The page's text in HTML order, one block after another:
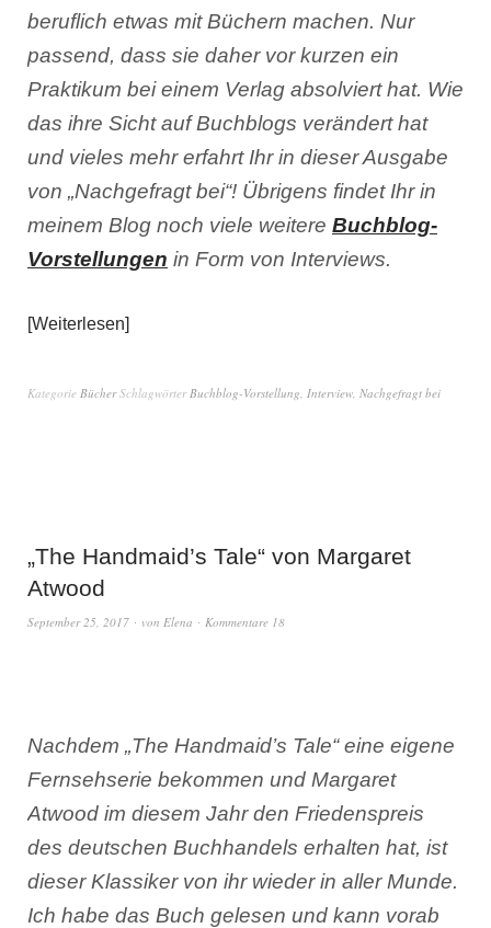
beruflich etwas mit Büchern machen. Nur
passend, dass sie daher vor kurzen ein
Praktikum bei einem Verlag absolviert hat. Wie
das ihre Sicht auf Buchblogs verändert hat
und vieles mehr erfahrt Ihr in dieser Ausgabe
von „Nachgefragt bei“! Übrigens findet Ihr in
meinem Blog noch viele weitere Buchblog-
Vorstellungen in Form von Interviews.
Weiterlesen
Kategorie Bücher SchlagwörterBuchblog-Vorstellung, Interview, Nachgefragt bei
„The Handmaid’s Tale“ von Margaret
Atwood
September 25, 2017 von Elena Kommentare 18
Nachdem „The Handmaid’s Tale“ eine eigene
Fernsehserie bekommen und Margaret
Atwood im diesem Jahr den Friedenspreis
des deutschen Buchhandels erhalten hat, ist
dieser Klassiker von ihr wieder in aller Munde.
Ich habe das Buch gelesen und kann vorab